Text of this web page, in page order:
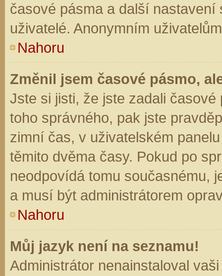
časové pásma a další
uživatelé. Anonymním
Nahoru
Změnil jsem časové pásmo,
Jste si jisti, že jste zadali
toho správného, pak jste
zimní čas, v uživatelském
těmito dvěma časy. Pokud po
neodpovídá tomu současnému,
a musí být administrátorem
Nahoru
Můj jazyk není na seznamu!
Administrátor nenainstaloval